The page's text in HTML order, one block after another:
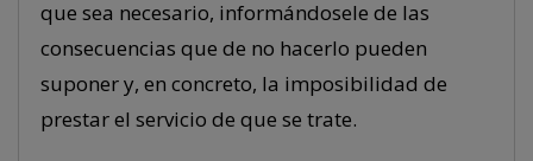
que sea necesario, informándosele de las
consecuencias que de no hacerlo pueden
suponer y, en concreto, la imposibilidad de
prestar el servicio de que se trate.